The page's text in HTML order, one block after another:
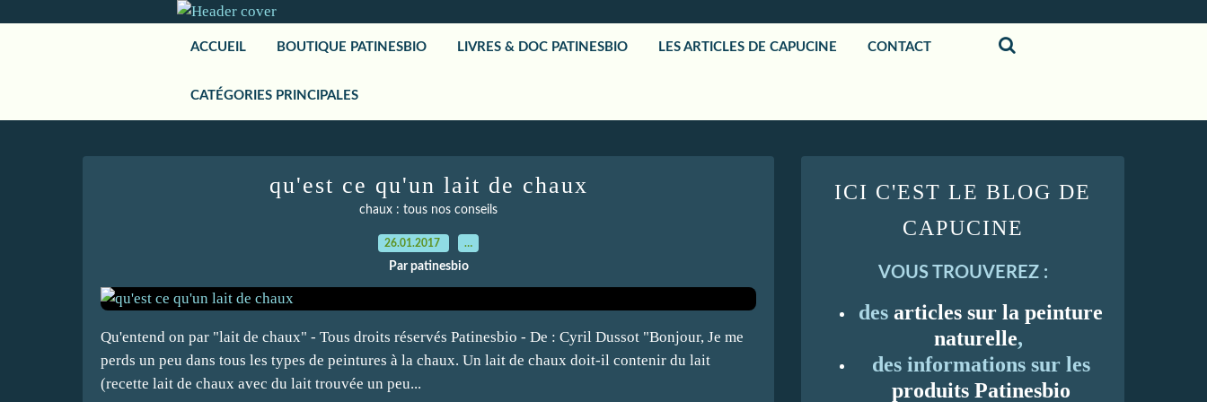
ACCUEIL BOUTIQUE PATINESBIO LIVRES & DOC PATINESBIO LES ARTICLES DE CAPUCINE CONTACT
CATÉGORIES PRINCIPALES
qu'est ce qu'un lait de chaux
chaux : tous nos conseils
26.01.2017 …
Par patinesbio
Qu'entend on par "lait de chaux" - Tous droits réservés Patinesbio - De : Cyril Dussot "Bonjour, Je me
perds un peu dans tous les types de peintures à la chaux. Un lait de chaux doit-il contenir du lait
(recette lait de chaux avec du lait trouvée un peu...
ICI C'EST LE BLOG DE
CAPUCINE
VOUS TROUVEREZ :
des articles sur la peinture
naturelle,
des informations sur les
produits Patinesbio